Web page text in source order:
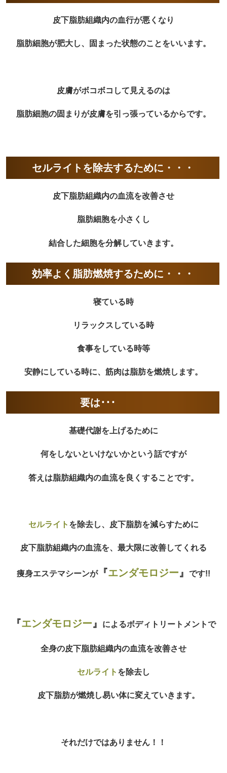
皮下脂肪組織内の血行が悪くなり
脂肪細胞が肥大し、固まった状態のことをいいます。
皮膚がボコボコして見えるのは
脂肪細胞の固まりが皮膚を引っ張っているからです。
セルライトを除去するために・・・
皮下脂肪組織内の血流を改善させ
脂肪細胞を小さくし
結合した細胞を分解していきます。
効率よく脂肪燃焼するために・・・
寝ている時
リラックスしている時
食事をしている時等
安静にしている時に、筋肉は脂肪を燃焼します。
要は･･･
基礎代謝を上げるために
何をしないといけないかという話ですが
答えは脂肪組織内の血流を良くすることです。
セルライト を除去し、皮下脂肪を減らすために
皮下脂肪組織内の血流を、最大限に改善してくれる
痩身エステマシーンが『エンダモロジー』 です!!
『エンダモロジー』 によるボディトリートメントで
全身の皮下脂肪組織内の血流を改善させ
セルライト を除去し
皮下脂肪が燃焼し易い体に変えていきます。
それだけではありません！！